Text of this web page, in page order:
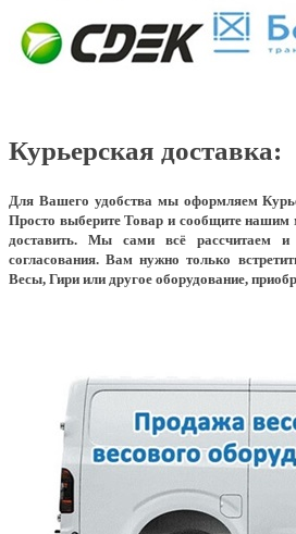
Курьерская доставка:
Для Вашего удобства мы оформляем
Просто выберите Товар и сообщите нашим
доставить. Мы сами всё рассчитаем и
согласования. Вам нужно только
Весы, Гири или другое оборудование,